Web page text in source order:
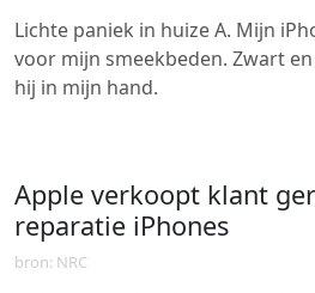
Lichte paniek in huize A. Mijn
voor mijn smeekbeden. Zwart
hij in mijn hand.
Apple verkoopt klant
reparatie iPhones
bron: NRC